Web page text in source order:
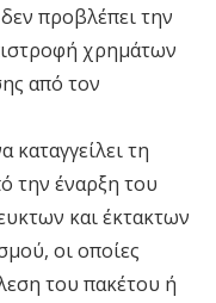
προβλέπει την
χρηµάτων
από τον
τη
την έναρξη του
και έκτακτων
οι οποίες
του πακέτου ή